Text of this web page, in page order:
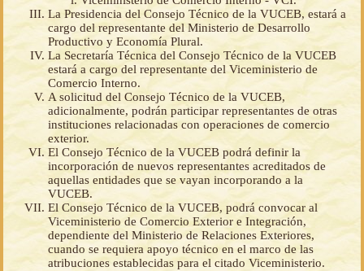
La Presidencia del Consejo Técnico de la VUCEB, estará a
cargo del representante del Ministerio de Desarrollo
Productivo y Economía Plural.
La Secretaría Técnica del Consejo Técnico de la VUCEB
estará a cargo del representante del Viceministerio de
Comercio Interno.
A solicitud del Consejo Técnico de la VUCEB,
adicionalmente, podrán participar representantes de otras
instituciones relacionadas con operaciones de comercio
exterior.
El Consejo Técnico de la VUCEB podrá definir la
incorporación de nuevos representantes acreditados de
aquellas entidades que se vayan incorporando a la
VUCEB.
El Consejo Técnico de la VUCEB, podrá convocar al
Viceministerio de Comercio Exterior e Integración,
dependiente del Ministerio de Relaciones Exteriores,
cuando se requiera apoyo técnico en el marco de las
atribuciones establecidas para el citado Viceministerio.